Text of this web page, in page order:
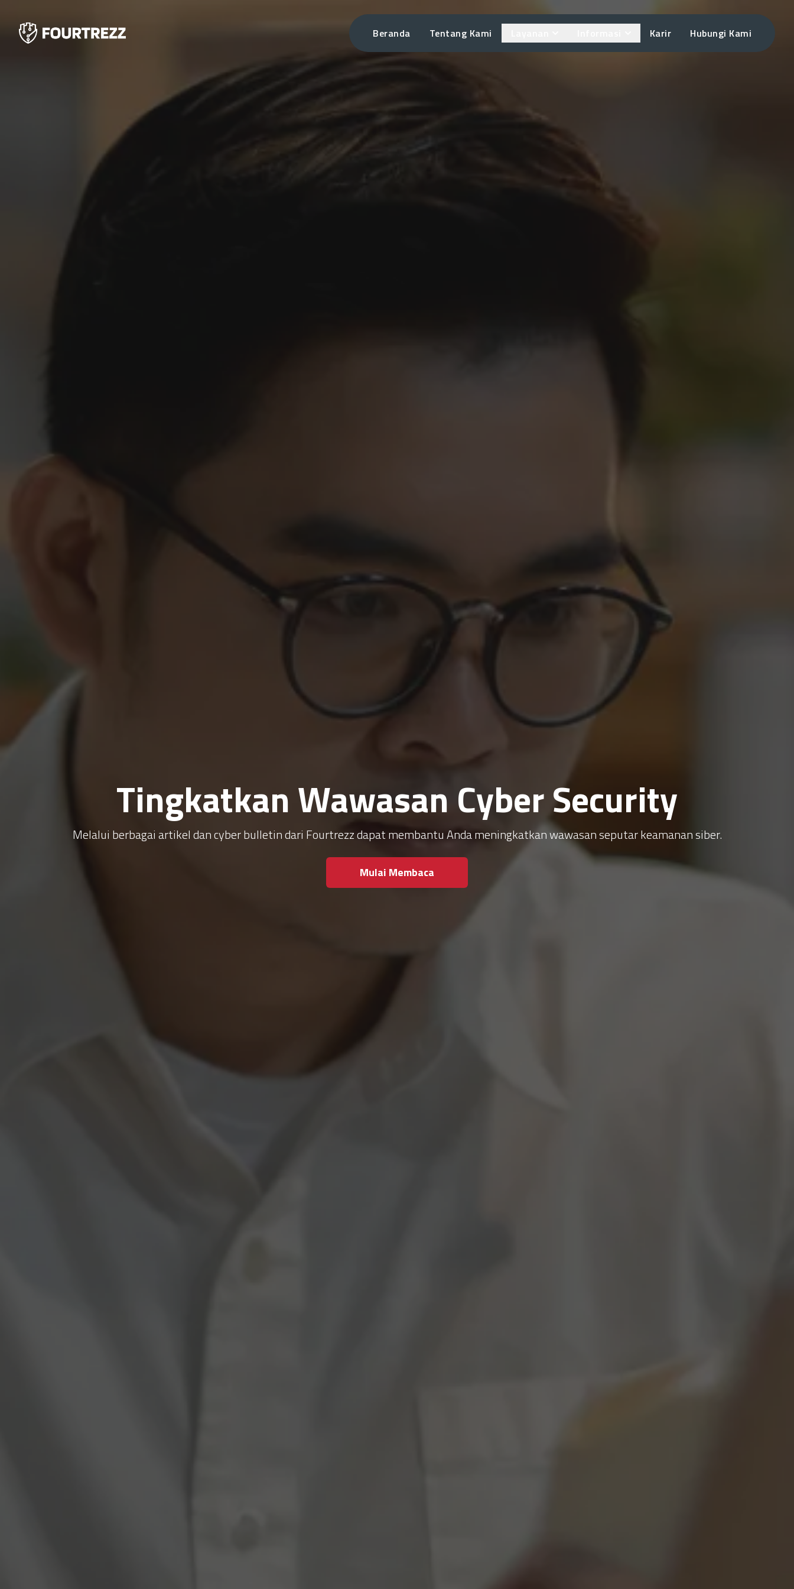
Beranda Tentang Kami Karir Hubungi Kami
Tingkatkan Wawasan Cyber Security
Melalui berbagai artikel dan cyber bulletin dari Fourtrezz dapat membantu Anda meningkatkan wawasan seputar keamanan siber.
Mulai Membaca